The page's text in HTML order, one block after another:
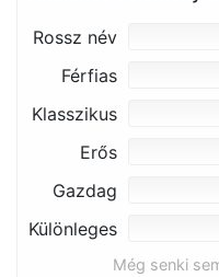
Rossz név
Férfias
Klasszikus
Erős
Gazdag
Különleges
Még senki